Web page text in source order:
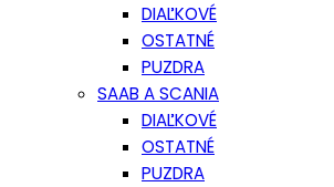
DIAĽKOVÉ
OSTATNÉ
PUZDRA
SAAB A SCANIA
DIAĽKOVÉ
OSTATNÉ
PUZDRA